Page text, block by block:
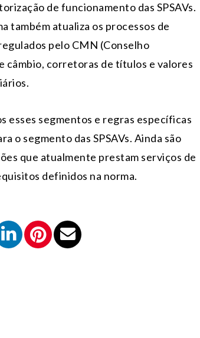
de funcionamento das SPSAVs.
também atualiza os processos de
pelo CMN (Conselho
câmbio, corretoras de títulos e valores
esses segmentos e regras específicas
o segmento das SPSAVs. Ainda são
que atualmente prestam serviços de
definidos na norma.